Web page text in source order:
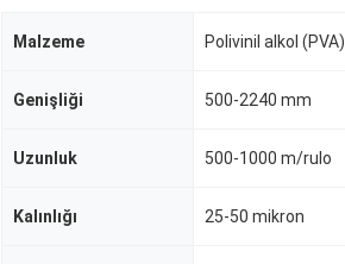
Malzeme Polivinil alkol (PVA)
Genişliği 500-2240 mm
Uzunluk 500-1000 m/rulo
Kalınlığı 25-50 mikron